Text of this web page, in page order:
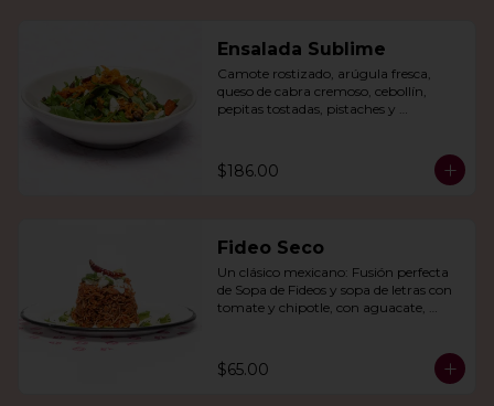
Ensalada Sublime
Camote rostizado, arúgula fresca,
queso de cabra cremoso, cebollín,
pepitas tostadas, pistaches y
$186.00
Fideo Seco
Un clásico mexicano: Fusión perfecta
de Sopa de Fideos y sopa de letras con
tomate y chipotle, con aguacate,
$65.00